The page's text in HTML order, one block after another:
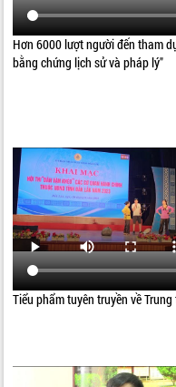
Hơn 6000 lượt người đến tham
bằng chứng lịch sử và pháp lý"
Tiểu phẩm tuyên truyền về